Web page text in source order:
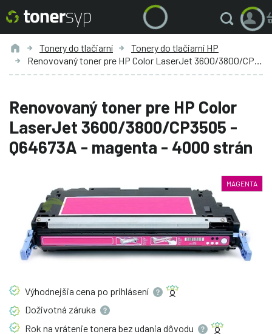
Tonery do tlačiarní
Tonery do tlačiarní HP
Renovovaný toner pre HP Color LaserJet 3600/3800/CP3505 - Q64673A - magenta - 4000 strán
Renovovaný toner pre HP Color
LaserJet 3600/3800/CP3505 -
Q64673A - magenta - 4000 strán
MAGENTA
Výhodnejšia cena po prihlásení
Doživotná záruka
Rok na vrátenie tonera bez udania dôvodu